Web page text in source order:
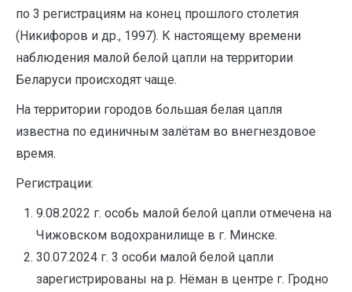
по 3 регистрациям на конец прошлого столетия
(Никифоров и др., 1997). К настоящему времени
наблюдения малой белой цапли на территории
Беларуси происходят чаще.
На территории городов большая белая цапля
известна по единичным залётам во внегнездовое
время.
Регистрации:
9.08.2022 г. особь малой белой цапли отмечена на
Чижовском водохранилище в г. Минске.
30.07.2024 г. 3 особи малой белой цапли
зарегистрированы на р. Нёман в центре г. Гродно